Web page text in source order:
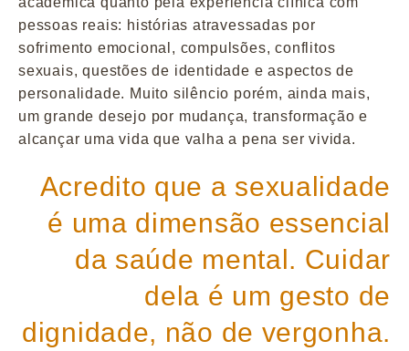
pessoas reais: histórias atravessadas por
sofrimento emocional, compulsões, conflitos
sexuais, questões de identidade e aspectos de
personalidade. Muito silêncio porém, ainda mais,
um grande desejo por mudança, transformação e
alcançar uma vida que valha a pena ser vivida.
Acredito que a sexualidade
é uma dimensão essencial
da saúde mental. Cuidar
dela é um gesto de
dignidade, não de vergonha.